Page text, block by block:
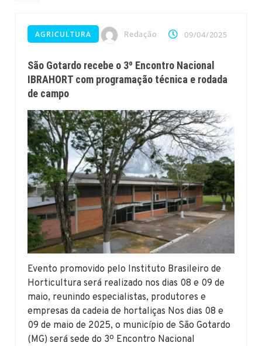
AGRICULTURA Redação 09/04/2025
São Gotardo recebe o 3º Encontro Nacional
IBRAHORT com programação técnica e rodada
de campo
Evento promovido pelo Instituto Brasileiro de
Horticultura será realizado nos dias 08 e 09 de
maio, reunindo especialistas, produtores e
empresas da cadeia de hortaliças Nos dias 08 e
09 de maio de 2025, o município de São Gotardo
(MG) será sede do 3º Encontro Nacional